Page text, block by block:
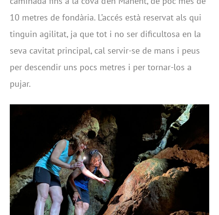
10 metres de fondària. L’accés està reservat als qui
tinguin agilitat, ja que tot i no ser dificultosa en la
seva cavitat principal, cal servir-se de mans i peus
per descendir uns pocs metres i per tornar-los a
pujar.